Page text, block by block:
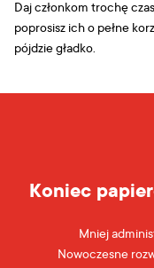
Daj członkom trochę
poprosisz ich o pełne
pójdzie gładko.
Koniec
Mniej
Nowoczesne